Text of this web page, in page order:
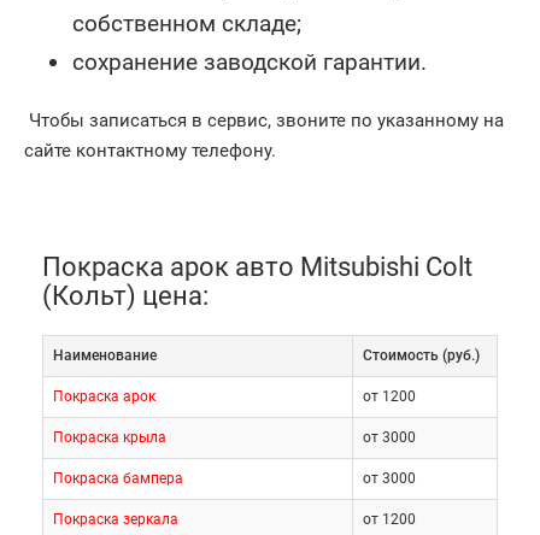
собственном складе;
сохранение заводской гарантии.
Чтобы записаться в сервис, звоните по указанному на
сайте контактному телефону.
Покраска арок авто Mitsubishi Colt
(Кольт) цена:
Наименование Cтоимость (руб.)
Покраска арок от 1200
Покраска крыла от 3000
Покраска бампера от 3000
Покраска зеркала от 1200